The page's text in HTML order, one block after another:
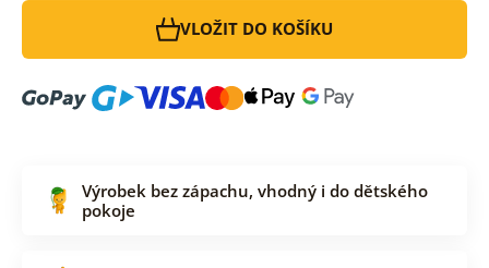
VLOŽIT DO KOŠÍKU
Výrobek bez zápachu, vhodný i do dětského
pokoje